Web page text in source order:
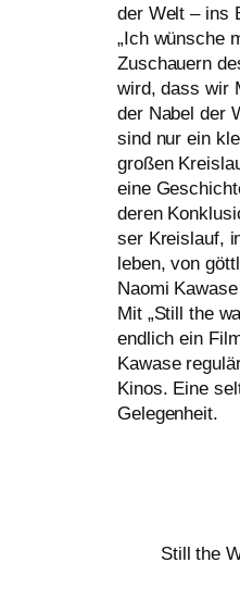
der Welt – ins
„Ich wün­sche
Zuschauern
wird, dass wir
der Nabel der
sind nur ein
gro­ßen
eine
deren
ser Kreislauf,
leben, von
Naomi Kawase
Mit „Still the
end­lich ein
Kawase
Kinos. Eine
Gelegenheit.
Still the